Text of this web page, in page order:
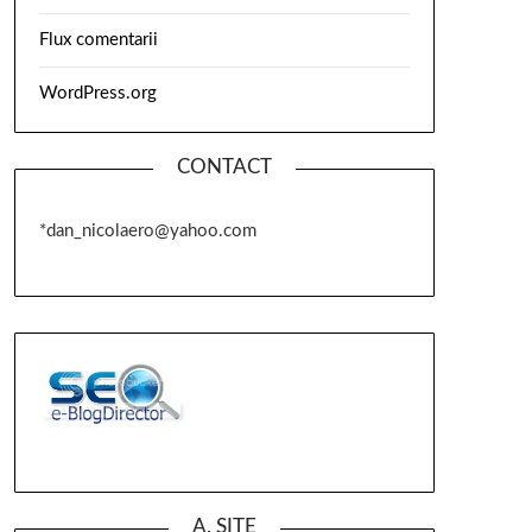
Flux comentarii
WordPress.org
CONTACT
*dan_nicolaero@yahoo.com
A. SITE